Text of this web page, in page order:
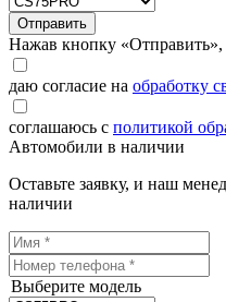
Отправить
Нажав кнопку «Отправить»,
даю согласие на обработку
соглашаюсь с политикой
Автомобили в наличии
Оставьте заявку, и наш
наличии
Выберите модель